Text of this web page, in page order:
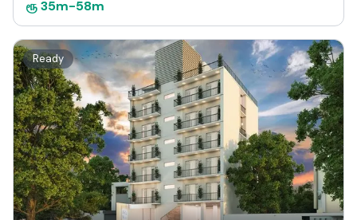
ரூ35m-58m
Ready